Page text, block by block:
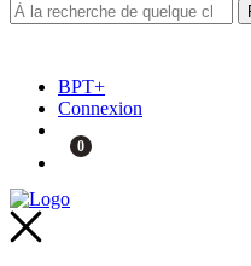
BPT+
Connexion
0